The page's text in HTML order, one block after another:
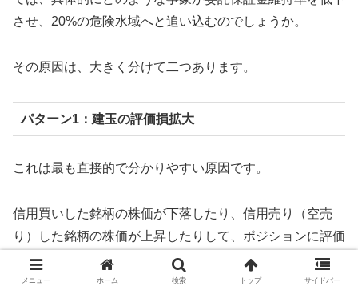
させ、20%の危険水域へと追い込むのでしょうか。
その原因は、大きく分けて二つあります。
パターン1：建玉の評価損拡大
これは最も直接的で分かりやすい原因です。
信用買いした銘柄の株価が下落したり、信用売り（空売
り）した銘柄の株価が上昇したりして、ポジションに評価
損（含み損）が発生すると、その損失額が委託保証金の総
額から直接差し引かれます。
メニュー ホーム 検索 トップ サイドバー